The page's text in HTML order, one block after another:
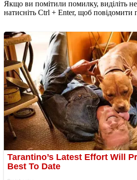
Якщо ви помітили помилку, виділіть
натисніть Ctrl + Enter, щоб повідомити